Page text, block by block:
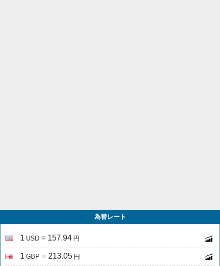
為替レート
1 USD = 157.94 円
1 GBP = 213.05 円